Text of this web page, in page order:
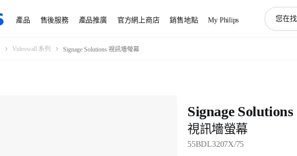
產品 售後服務 產品推廣 官方網上商店 銷售地點 My Philips
Videowall 系列 Signage Solutions 視訊墻螢幕
Signage Solutions
視訊墻螢幕
55BDL3207X/75